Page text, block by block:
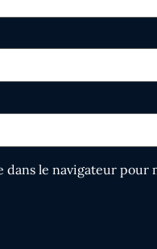
le navigateur pour